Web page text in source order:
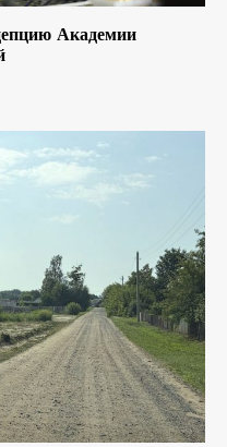
Академии